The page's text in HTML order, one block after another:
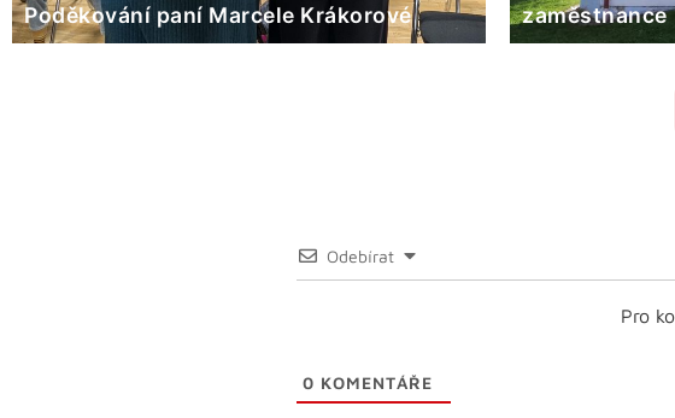
Poděkování paní Marcele Krákorové
zaměstnance
Odebírat
Pro
0 KOMENTÁŘE